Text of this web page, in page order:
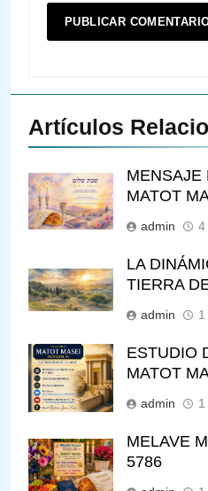
Artículos
MENSAJE
MATOT
admin 4
LA
TIERRA
admin
ESTUDIO
MATOT
admin
MELAVE
5786